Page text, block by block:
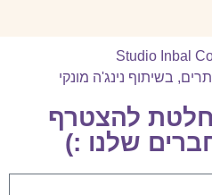
, בשיתוף נינג'ה מונקי
להצטרף
שלנו :)